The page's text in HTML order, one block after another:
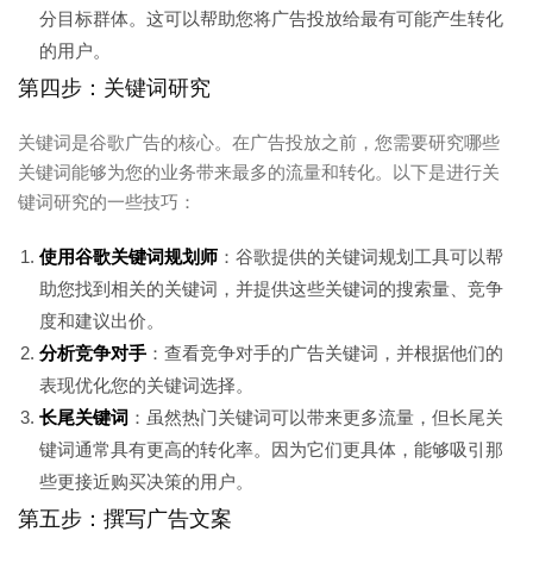
分目标群体。这可以帮助您将广告投放给最有可能产生转化
的用户。
第四步：关键词研究
关键词是谷歌广告的核心。在广告投放之前，您需要研究哪些
关键词能够为您的业务带来最多的流量和转化。以下是进行关
键词研究的一些技巧：
使用谷歌关键词规划师 ：谷歌提供的关键词规划工具可以帮
助您找到相关的关键词，并提供这些关键词的搜索量、竞争
度和建议出价。
分析竞争对手 ：查看竞争对手的广告关键词，并根据他们的
表现优化您的关键词选择。
长尾关键词 ：虽然热门关键词可以带来更多流量，但长尾关
键词通常具有更高的转化率。因为它们更具体，能够吸引那
些更接近购买决策的用户。
第五步：撰写广告文案